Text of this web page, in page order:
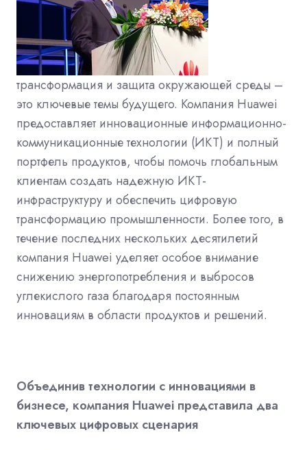
трансформация и защита окружающей среды –
это ключевые темы будущего. Компания Huawei
предоставляет инновационные информационно-
коммуникационные технологии (ИКТ) и полный
портфель продуктов, чтобы помочь глобальным
клиентам создать надежную ИКТ-
инфраструктуру и обеспечить цифровую
трансформацию промышленности. Более того, в
течение последних нескольких десятилетий
компания Huawei уделяет особое внимание
снижению энергопотребления и выбросов
углекислого газа благодаря постоянным
инновациям в области продуктов и решений.
Объединив технологии с инновациями в
бизнесе, компания Huawei представила два
ключевых цифровых сценария